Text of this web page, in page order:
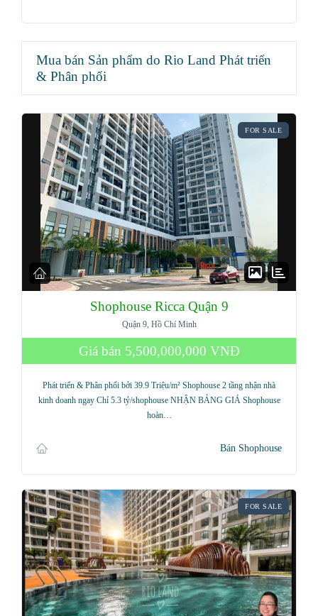
Mua bán Sản phẩm do Rio Land Phát triển
& Phân phối
FOR SALE
Shophouse Ricca Quận 9
Quận 9, Hồ Chí Minh
Giá bán 5,500,000,000 VNĐ
Phát triển & Phân phối bởi 39.9 Triệu/m² Shophouse 2 tầng nhận nhà
kinh doanh ngay Chỉ 5.3 tỷ/shophouse NHẬN BẢNG GIÁ Shophouse
hoàn…
Bán Shophouse
FOR SALE